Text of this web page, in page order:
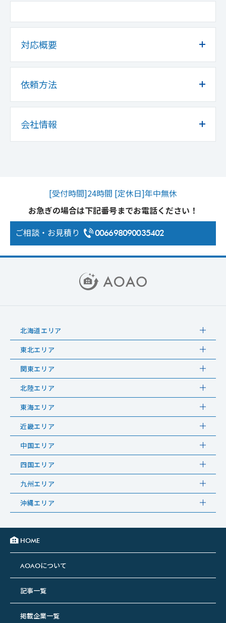
対応概要
依頼方法
会社情報
[受付時間]24時間 [定休日]年中無休
お急ぎの場合は下記番号までお電話ください！
ご相談・お見積り
006698090035402
北海道エリア
東北エリア
関東エリア
北陸エリア
東海エリア
近畿エリア
中国エリア
四国エリア
九州エリア
沖縄エリア
HOME
AOAOについて
記事一覧
掲載企業一覧